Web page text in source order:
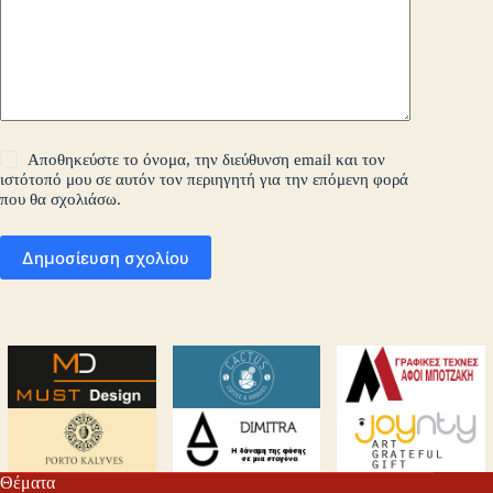
Αποθηκεύστε το όνομα, την διεύθυνση email και τον
ιστότοπό μου σε αυτόν τον περιηγητή για την επόμενη φορά
που θα σχολιάσω.
Δημοσίευση σχολίου
Θέματα